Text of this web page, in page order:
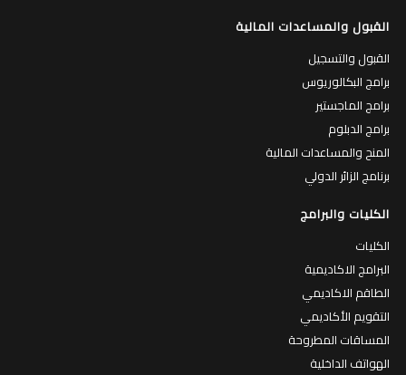
القبول والمساعدات المالية
القبول والتسجيل
برامج البكالوريوس
برامج الماجستير
برامج الدبلوم
المنح والمساعدات المالية
برنامج الزائر الدولي
الكليات والبرامج
الكليات
البرامج الاكاديمية
الطاقم الاكاديمي
التقويم الأكاديمي
المساقات المطروحة
الهواتف الداخلية